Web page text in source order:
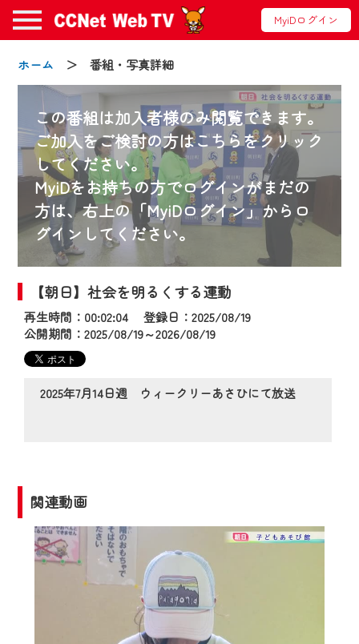
MyiDログイン
ホーム ＞ 番組・写真詳細
この番組は加入者様のみ閲覧できます。
ご加入をご検討の方はこちらをクリック
してください。
MyiDをお持ちの方でログインがまだの
方は、右上の「MyiDログイン」からロ
グインしてください。
【朝日】社会を明るくする運動
再生時間：00:02:04 登録日：2025/08/19
公開期間：2025/08/19～2026/08/19
2025年7月14日週 ウィークリーあさひにて放送
関連動画
お知らせ
2024/09/02
動画配信サービス『CCNet Web TV』は2024
年9月24日からリニューアルします！
【変更点】
◆デザイン変更により、お住まいの地域
の動画コンテンツが一目瞭然。
◆当社アプリやＰＣブラウザから、いつ
でも・どこでも・外出先でも！
2024年9月24日からはご加入者様へのサー
ビス向上のため、
『CCNet Web TV』を利用いただくには、
一部コンテンツを除き、
CCNetサービスへの加入と『CCNetマイ
ページ※』へのログインが必要となりま